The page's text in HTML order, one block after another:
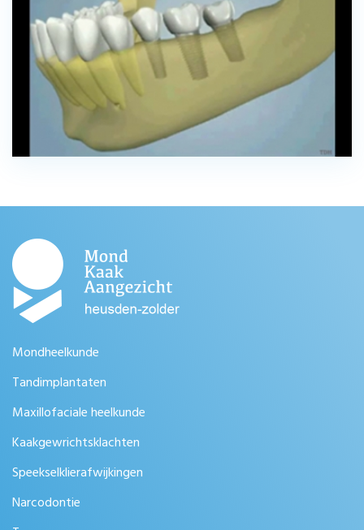
Mondheelkunde
Tandimplantaten
Maxillofaciale heelkunde
Kaakgewrichtsklachten
Speekselklierafwijkingen
Narcodontie